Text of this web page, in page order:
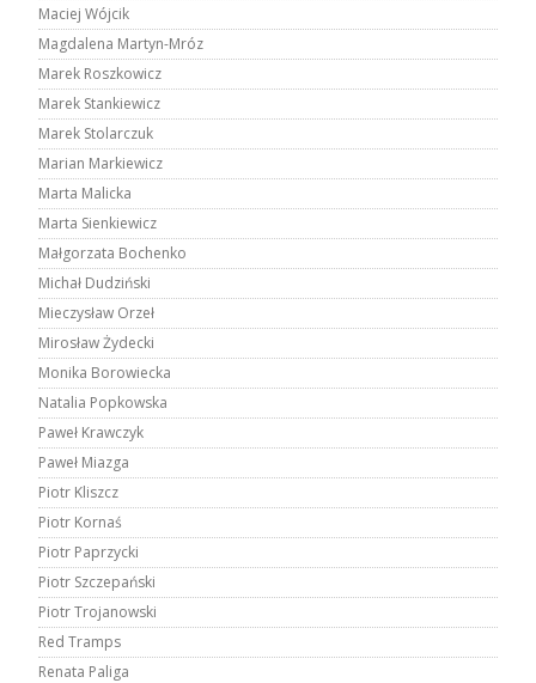
Maciej Wójcik
Magdalena Martyn-Mróz
Marek Roszkowicz
Marek Stankiewicz
Marek Stolarczuk
Marian Markiewicz
Marta Malicka
Marta Sienkiewicz
Małgorzata Bochenko
Michał Dudziński
Mieczysław Orzeł
Mirosław Żydecki
Monika Borowiecka
Natalia Popkowska
Paweł Krawczyk
Paweł Miazga
Piotr Kliszcz
Piotr Kornaś
Piotr Paprzycki
Piotr Szczepański
Piotr Trojanowski
Red Tramps
Renata Paliga